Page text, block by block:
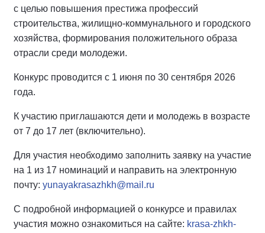
с целью повышения престижа профессий
строительства, жилищно-коммунального и городского
хозяйства, формирования положительного образа
отрасли среди молодежи.
Конкурс проводится с 1 июня по 30 сентября 2026
года.
К участию приглашаются дети и молодежь в возрасте
от 7 до 17 лет (включительно).
Для участия необходимо заполнить заявку на участие
на 1 из 17 номинаций и направить на электронную
почту: yunayakrasazhkh@mail.ru
С подробной информацией о конкурсе и правилах
участия можно ознакомиться на сайте: krasa-zhkh-